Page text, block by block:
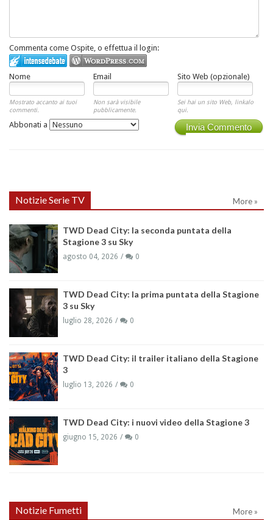
Commenta come Ospite, o effettua il login:
Nome Email Sito Web (opzionale)
Mostrato accanto ai tuoi
commenti.
Non sarà visibile
pubblicamente.
Sei hai un sito Web, linkalo
qui.
Invia Commento
Abbonati a
Notizie Serie TV More »
TWD Dead City: la seconda puntata della
Stagione 3 su Sky
agosto 04, 2026 0
TWD Dead City: la prima puntata della Stagione
3 su Sky
luglio 28, 2026 0
TWD Dead City: il trailer italiano della Stagione
3
luglio 13, 2026 0
TWD Dead City: i nuovi video della Stagione 3
giugno 15, 2026 0
Notizie Fumetti More »